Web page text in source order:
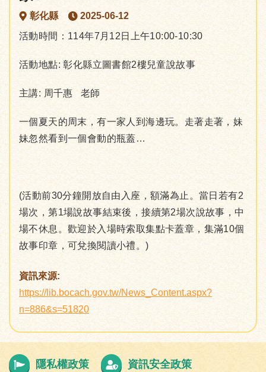
彰化縣
2025-06-12
活動時間：114年7月12日上午10:00-10:30
活動地點: 彰化縣立圖書館2樓兒童說故事
主講: 周千惠 老師
一個夏天的周末，有一家人到海邊玩。走著走著，妹
妹忽然看到一個會動的瓶蓋…
(活動前30分鐘開放自由入座，額滿為止。當日若有2
場次，第1場說故事結束後，接續第2場次說故事，中
場不休息。歡迎於入場時索取集點卡蓋章，集滿10個
故事印章，可兌換閱讀小禮。)
資訊來源:
https://lib.bocach.gov.tw/News_Content.aspx?
n=886&s=51820
隱私權政策 資訊安全政策